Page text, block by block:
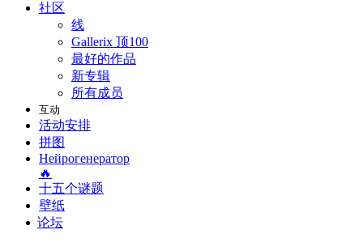
社区
线
Gallerix 顶100
最好的作品
新专辑
所有成员
互动
活动安排
拼图
Нейрогенератор
🔥
十五个谜题
壁纸
论坛